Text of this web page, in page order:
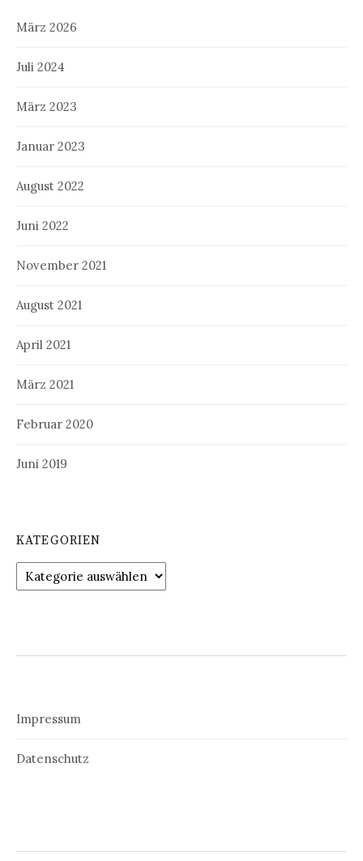
März 2026
Juli 2024
März 2023
Januar 2023
August 2022
Juni 2022
November 2021
August 2021
April 2021
März 2021
Februar 2020
Juni 2019
KATEGORIEN
Kategorien
Impressum
Datenschutz